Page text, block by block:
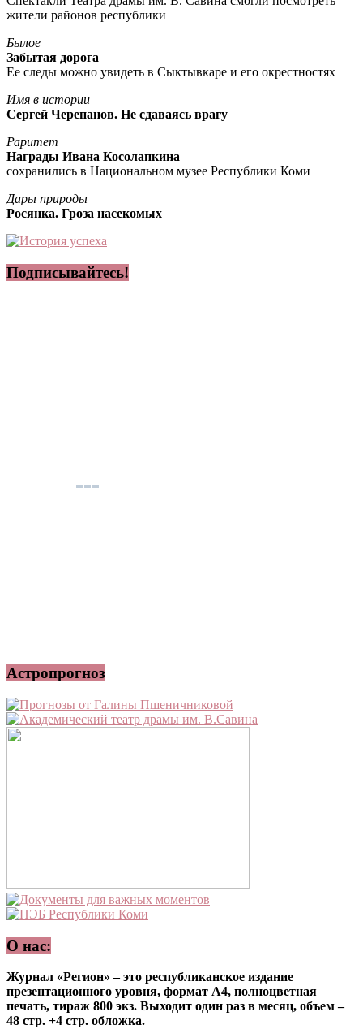
жители районов республики
Былое
Забытая дорога
Ее следы можно увидеть в Сыктывкаре и его окрестностях
Имя в истории
Сергей Черепанов. Не сдаваясь врагу
Раритет
Награды Ивана Косолапкина
сохранились в Национальном музее Республики Коми
Дары природы
Росянка. Гроза насекомых
Подписывайтесь!
Астропрогноз
О нас:
Журнал «Регион» – это республиканское издание
презентационного уровня, формат А4, полноцветная
печать, тираж 800 экз. Выходит один раз в месяц, объем –
48 стр. +4 стр. обложка.